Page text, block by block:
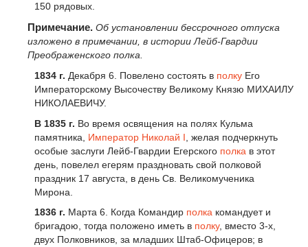
150 рядовых.
Примечание. Об установлении бессрочного отпуска
изложено в примечании, в истории Лейб-Гвардии
Преображенского полка.
1834 г. Декабря 6. Повелено состоять в полку Его
Императорскому Высочеству Великому Князю МИХАИЛУ
НИКОЛАЕВИЧУ.
В 1835 г. Во время освящения на полях Кульма
памятника, Император Николай I , желая подчеркнуть
особые заслуги Лейб-Гвардии Егерского полка в этот
день, повелел егерям праздновать свой полковой
праздник 17 августа, в день Св. Великомученика
Мирона.
1836 г. Марта 6. Когда Командир полка командует и
бригадою, тогда положено иметь в полку, вместо 3-х,
двух Полковников, за младших Штаб-Офицеров; в